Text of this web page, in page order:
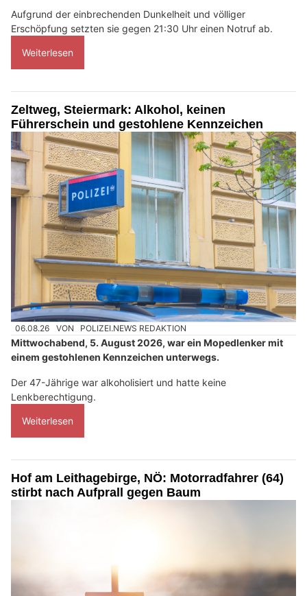
Aufgrund der einbrechenden Dunkelheit und völliger
Erschöpfung setzten sie gegen 21:30 Uhr einen Notruf ab.
Weiterlesen
Zeltweg, Steiermark: Alkohol, keinen
Führerschein und gestohlene Kennzeichen
06.08.26 VON POLIZEI.NEWS REDAKTION
Mittwochabend, 5. August 2026, war ein Mopedlenker mit
einem gestohlenen Kennzeichen unterwegs.
Der 47-Jährige war alkoholisiert und hatte keine
Lenkberechtigung.
Weiterlesen
Hof am Leithagebirge, NÖ: Motorradfahrer (64)
stirbt nach Aufprall gegen Baum